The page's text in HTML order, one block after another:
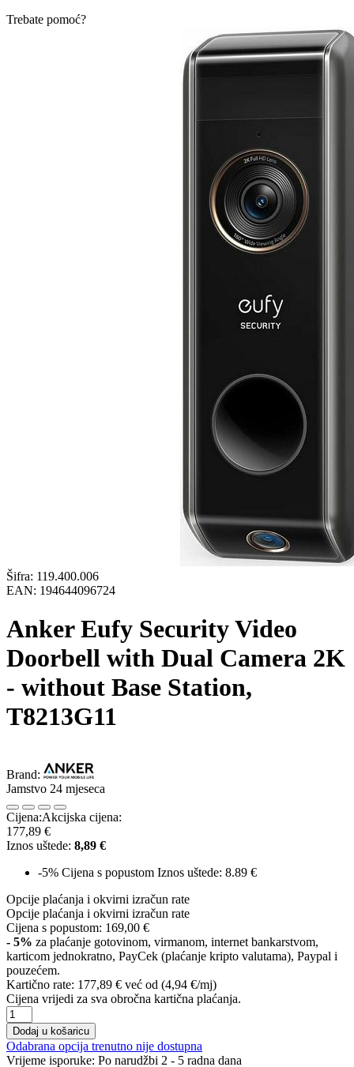
Trebate pomoć?
Šifra: 119.400.006
EAN: 194644096724
Anker Eufy Security Video
Doorbell with Dual Camera 2K
- without Base Station,
T8213G11
Brand:
Jamstvo 24 mjeseca
Cijena:Akcijska cijena:
177,89 €
Iznos uštede: 8,89 €
-5% Cijena s popustom Iznos uštede: 8.89 €
Opcije plaćanja i okvirni izračun rate
Opcije plaćanja i okvirni izračun rate
Cijena s popustom: 169,00 €
- 5% za plaćanje gotovinom, virmanom, internet bankarstvom,
karticom jednokratno, PayCek (plaćanje kripto valutama), Paypal i
pouzećem.
Kartično rate: 177,89 € već od (4,94 €/mj)
Cijena vrijedi za sva obročna kartična plaćanja.
Dodaj u košaricu
Odabrana opcija trenutno nije dostupna
Vrijeme isporuke: Po narudžbi 2 - 5 radna dana